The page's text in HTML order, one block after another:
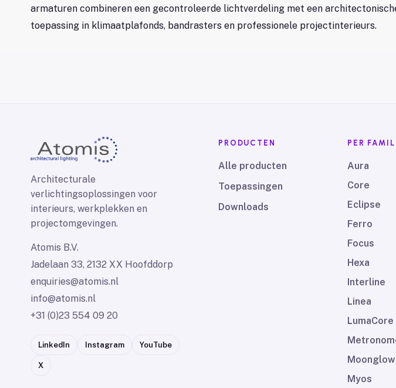
armaturen combineren een gecontroleerde lichtverdeling met een
toepassing in klimaatplafonds, bandrasters en professionele projectinterieurs.
Architecturale
verlichtingsoplossingen voor
interieurs, werkplekken en
projectomgevingen.
Atomis B.V.
Jadelaan 33, 2132 XX Hoofddorp
enquiries@atomis.nl
info@atomis.nl
+31 (0)23 554 09 20
LinkedIn Instagram YouTube
X
PRODUCTEN
Alle producten
Toepassingen
Downloads
PER
Aura
Core
Eclipse
Ferro
Focus
Hexa
Interline
Linea
LumaCore
Moonglow
Myos